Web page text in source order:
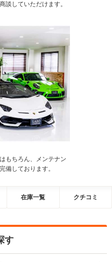
談していただけます。
もちろん、メンテナン
備しております。
在庫一覧 クチコミ
す